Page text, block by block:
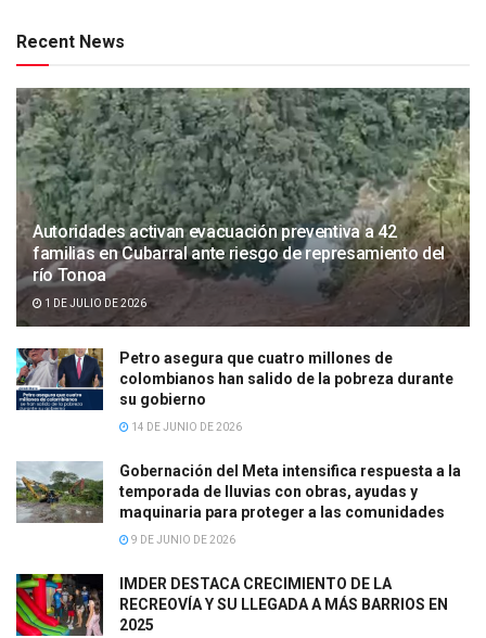
Recent News
Autoridades activan evacuación preventiva a 42
familias en Cubarral ante riesgo de represamiento del
río Tonoa
1 DE JULIO DE 2026
Petro asegura que cuatro millones de
colombianos han salido de la pobreza durante
su gobierno
14 DE JUNIO DE 2026
Gobernación del Meta intensifica respuesta a la
temporada de lluvias con obras, ayudas y
maquinaria para proteger a las comunidades
9 DE JUNIO DE 2026
IMDER DESTACA CRECIMIENTO DE LA
RECREOVÍA Y SU LLEGADA A MÁS BARRIOS EN
2025